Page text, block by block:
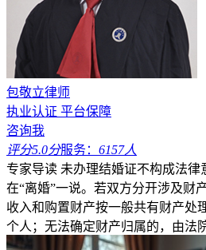
包敬立律师
执业认证 平台保障
咨询我
评分5.0分服务： 6157人
专家导读 未办理结婚证不构成法
在“离婚”一说。若双方分开涉及财
收入和购置财产按一般共有财产处
个人；无法确定财产归属的，由法